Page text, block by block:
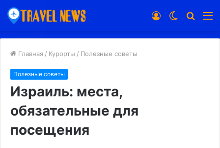
Switch
Войти
Главная / Курорты / Полезные советы
Полезные советы
Израиль: места,
обязательные для
посещения